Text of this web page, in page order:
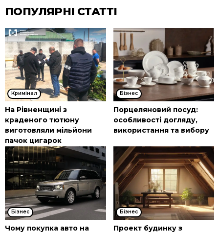
ПОПУЛЯРНІ СТАТТІ
Кримінал
На Рівненщині з
краденого тютюну
виготовляли мільйони
пачок цигарок
Бізнес
Порцеляновий посуд:
особливості догляду,
використання та вибору
Бізнес
Чому покупка авто на
Бізнес
Проект будинку з